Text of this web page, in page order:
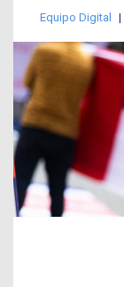
Equipo Digital